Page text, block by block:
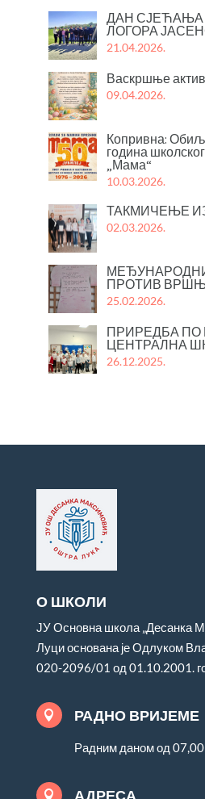
ДАН СЈЕЋАЊА
ЛОГОРА
21.04.2026.
Васкршње
09.04.2026.
Копривна:
година школског
„Мама“
10.03.2026.
ТАКМИЧЕЊЕ
02.03.2026.
ПРОТИВ
25.02.2026.
ПРИРЕДБА ПО
ЦЕНТРАЛНА
26.12.2025.
О ШКОЛИ
ЈУ Основна школа „Десанка
Луци основана је Одлуком
020-2096/01 од 01.10.2001.
 РАДНО ВРИЈЕМЕ
Радним даном од
 АДРЕСА